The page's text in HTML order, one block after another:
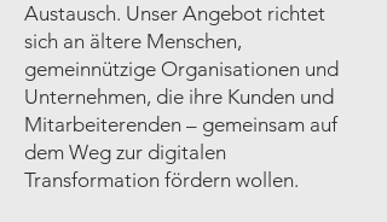
Austausch. Unser Angebot richtet
sich an ältere Menschen,
gemeinnützige Organisationen und
Unternehmen, die ihre Kunden und
Mitarbeiterenden – gemeinsam auf
dem Weg zur digitalen
Transformation fördern wollen.